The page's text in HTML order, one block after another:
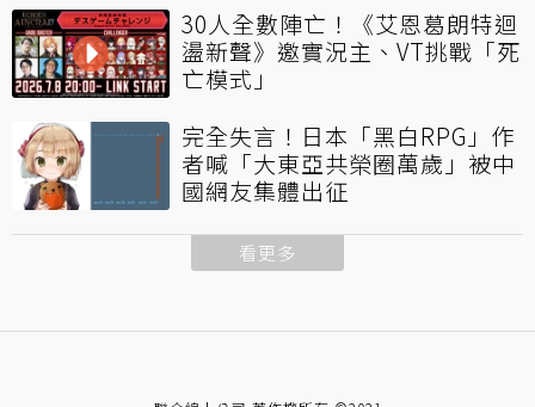
30人全數陣亡！《艾恩葛朗特迴
盪新聲》邀實況主、VT挑戰「死
亡模式」
完全失言！日本「黑白RPG」作
者喊「大東亞共榮圈萬歲」被中
國網友集體出征
看更多